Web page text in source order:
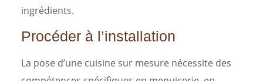
ingrédients.
Procéder à l’installation
La pose d’une cuisine sur mesure nécessite des